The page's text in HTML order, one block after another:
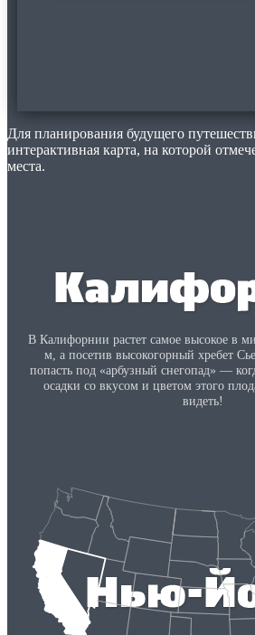
Для планирования будущего
интерактивная карта, на которой
места.
В Калифорнии растет самое высокое в
м, а посетив высокогорный хребет
попасть под «арбузный снегопад» —
осадки со вкусом и цветом этого
видеть!